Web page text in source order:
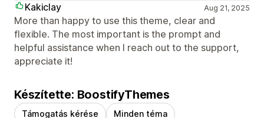
Kakiclay
Aug 21, 2025
More than happy to use this theme, clear and
flexible. The most important is the prompt and
helpful assistance when I reach out to the support,
appreciate it!
Készítette: BoostifyThemes
Támogatás kérése Minden téma